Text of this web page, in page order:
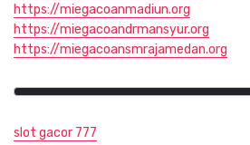
https://miegacoanmadiun.org
https://miegacoandrmansyur.org
https://miegacoansmrajamedan.org
slot gacor 777